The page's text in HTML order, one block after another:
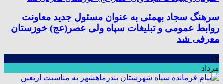
سرهنگ سجاد بهمئی به عنوان مسئول جدید معاونت
روابط عمومی و تبلیغات سپاه ولی عصر(عج) خوزستان
معرفی شد
۱۳
مرداد